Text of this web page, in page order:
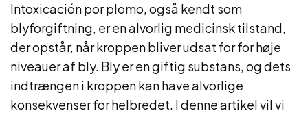
Intoxicación por plomo, også kendt som
blyforgiftning, er en alvorlig medicinsk tilstand,
der opstår, når kroppen bliver udsat for for høje
niveauer af bly. Bly er en giftig substans, og dets
indtrængen i kroppen kan have alvorlige
konsekvenser for helbredet. I denne artikel vil vi